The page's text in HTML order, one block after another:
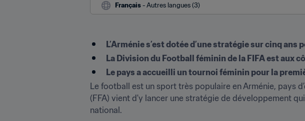
Français - Autres langues (3)
L’Arménie s’est dotée d’une stratégie sur cinq
La Division du Football féminin de la FIFA est aux
Le pays a accueilli un tournoi féminin pour la
Le football est un sport très populaire en Arménie, pays
(FFA) vient d'y lancer une stratégie de développement
national.